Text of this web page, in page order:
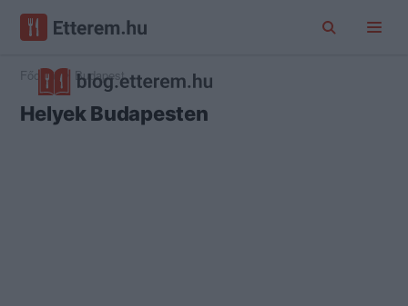
Főoldal Budapest
Helyek Budapesten